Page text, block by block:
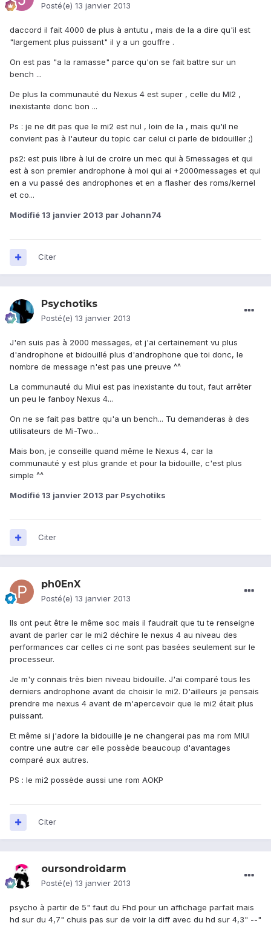
Posté(e) 13 janvier 2013
daccord il fait 4000 de plus à antutu , mais de la a dire qu'il est
"largement plus puissant" il y a un gouffre .
On est pas "a la ramasse" parce qu'on se fait battre sur un
bench ...
De plus la communauté du Nexus 4 est super , celle du MI2 ,
inexistante donc bon ...
Ps : je ne dit pas que le mi2 est nul , loin de la , mais qu'il ne
convient pas à l'auteur du topic car celui ci parle de bidouiller ;)
ps2: est puis libre à lui de croire un mec qui à 5messages et qui
est à son premier androphone à moi qui ai +2000messages et qui
en a vu passé des androphones et en a flasher des roms/kernel
et co...
Modifié 13 janvier 2013 par Johann74
Citer
Psychotiks
Posté(e) 13 janvier 2013
J'en suis pas à 2000 messages, et j'ai certainement vu plus
d'androphone et bidouillé plus d'androphone que toi donc, le
nombre de message n'est pas une preuve ^^
La communauté du Miui est pas inexistante du tout, faut arrêter
un peu le fanboy Nexus 4...
On ne se fait pas battre qu'a un bench... Tu demanderas à des
utilisateurs de Mi-Two...
Mais bon, je conseille quand même le Nexus 4, car la
communauté y est plus grande et pour la bidouille, c'est plus
simple ^^
Modifié 13 janvier 2013 par Psychotiks
Citer
ph0EnX
Posté(e) 13 janvier 2013
Ils ont peut être le même soc mais il faudrait que tu te renseigne
avant de parler car le mi2 déchire le nexus 4 au niveau des
performances car celles ci ne sont pas basées seulement sur le
processeur.
Je m'y connais très bien niveau bidouille. J'ai comparé tous les
derniers androphone avant de choisir le mi2. D'ailleurs je pensais
prendre me nexus 4 avant de m'apercevoir que le mi2 était plus
puissant.
Et même si j'adore la bidouille je ne changerai pas ma rom MIUI
contre une autre car elle possède beaucoup d'avantages
comparé aux autres.
PS : le mi2 possède aussi une rom AOKP
Citer
oursondroidarm
Posté(e) 13 janvier 2013
psycho à partir de 5" faut du Fhd pour un affichage parfait mais
hd sur du 4,7" chuis pas sur de voir la diff avec du hd sur 4,3" --"